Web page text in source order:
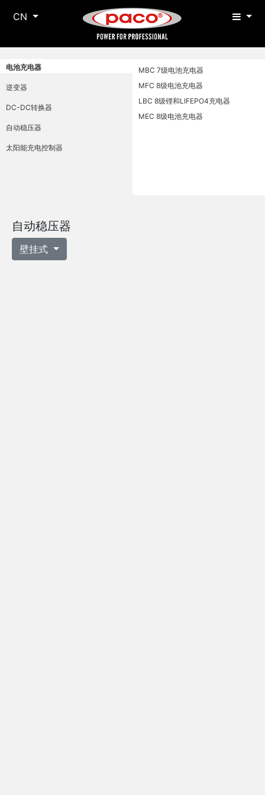
CN
电池充电器
逆变器
DC-DC转换器
自动稳压器
太阳能充电控制器
MBC 7级电池充电器
MFC 8级电池充电器
LBC 8级锂和LIFEPO4充电器
MEC 8级电池充电器
自动稳压器
壁挂式